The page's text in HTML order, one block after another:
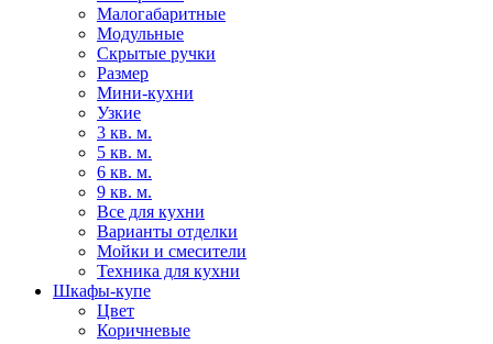
Малогабаритные
Модульные
Скрытые ручки
Размер
Мини-кухни
Узкие
3 кв. м.
5 кв. м.
6 кв. м.
9 кв. м.
Все для кухни
Варианты отделки
Мойки и смесители
Техника для кухни
Шкафы-купе
Цвет
Коричневые